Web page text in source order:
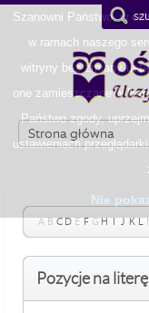
A B CD E F GH I J K L
Pozycje na literę I
Szanowni Państwo, w
w ramach naszego
witryny bez zmiany
one zamieszczane w
Państwo zgody,
ustawieniach
Nie